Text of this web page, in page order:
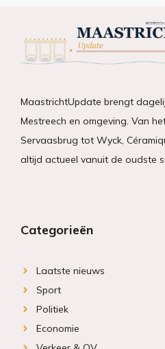
MaastrichtUpdate brengt
Mestreech en omgeving. Van
Servaasbrug tot Wyck,
altijd actueel vanuit de oudste
Categorieën
Laatste nieuws
Sport
Politiek
Economie